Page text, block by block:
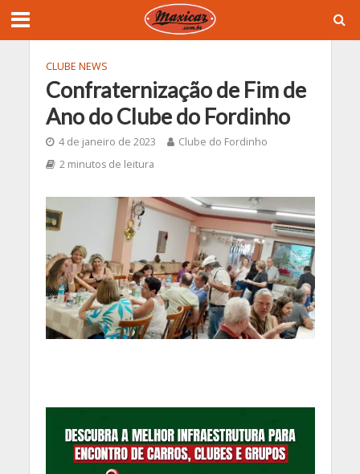
CLUBE NEWS
Confraternização de Fim de
Ano do Clube do Fordinho
4 de janeiro de 2023
Clube do Fordinho
2 minutos de leitura